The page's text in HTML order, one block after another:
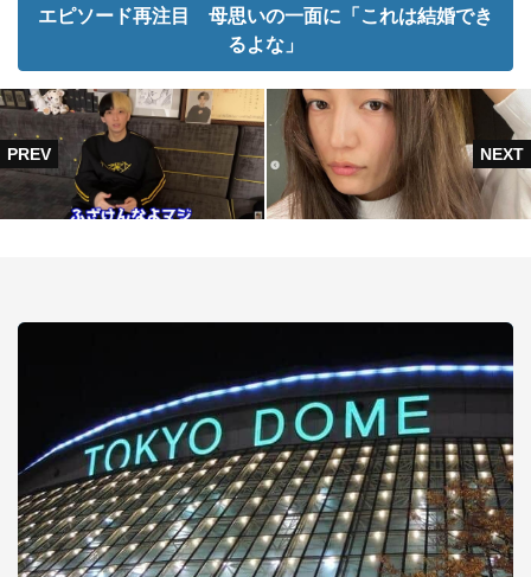
エピソード再注目 母思いの一面に「これは結婚でき
るよな」